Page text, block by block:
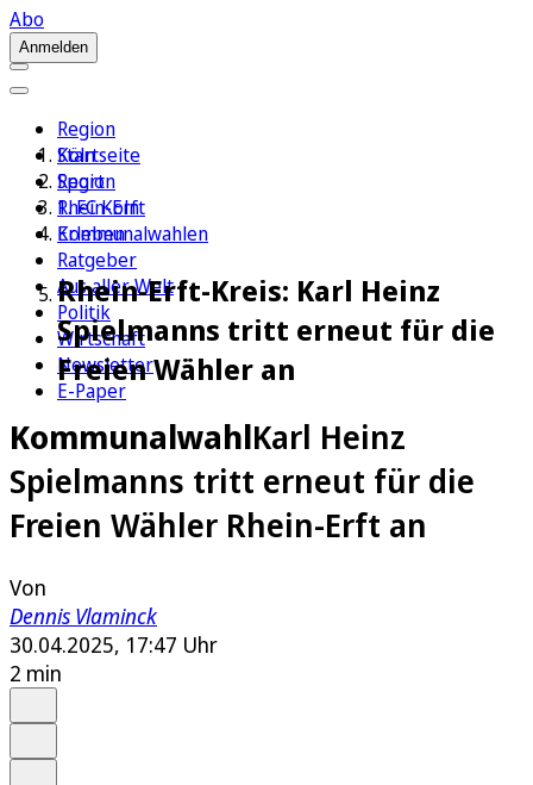
Abo
Anmelden
Region
Köln
Sport
1. FC Köln
Erleben
Ratgeber
Aus aller Welt
Politik
Wirtschaft
Newsletter
E-Paper
Startseite
Region
Rhein-Erft
Kommunalwahlen
Rhein-Erft-Kreis: Karl Heinz
Spielmanns tritt erneut für die
Freien Wähler an
KommunalwahlKarl Heinz
Spielmanns tritt erneut für die
Freien Wähler Rhein-Erft an
Von
Dennis Vlaminck
30.04.2025, 17:47 Uhr
2 min